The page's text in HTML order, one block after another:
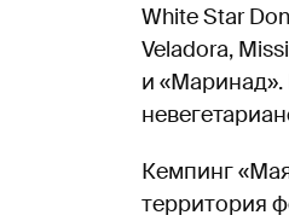
White Star
Veladora,
и «Маринад».
Кемпинг
территория